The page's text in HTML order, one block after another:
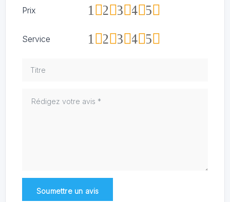
Prix 5
4
3
2
1
Service 5
4
3
2
1